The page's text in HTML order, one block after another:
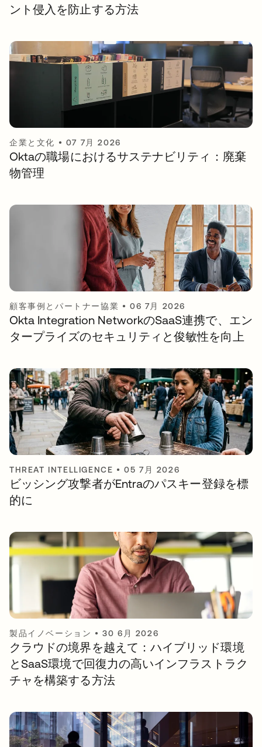
ント侵入を防止する方法
企業と文化 • 07 7月 2026
Oktaの職場におけるサステナビリティ：廃棄
物管理
顧客事例とパートナー協業 •06 7月 2026
Okta Integration NetworkのSaaS連携で、エン
タープライズのセキュリティと俊敏性を向上
THREAT INTELLIGENCE •05 7月 2026
ビッシング攻撃者がEntraのパスキー登録を標
的に
製品イノベーション •30 6月 2026
クラウドの境界を越えて：ハイブリッド環境
とSaaS環境で回復力の高いインフラストラク
チャを構築する方法